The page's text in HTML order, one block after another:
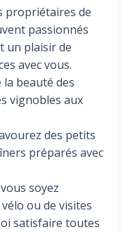
propriétaires de
passionnés
un plaisir de
avec vous.
beauté des
vignobles aux
des petits
préparés avec
soyez
ou de visites
satisfaire toutes